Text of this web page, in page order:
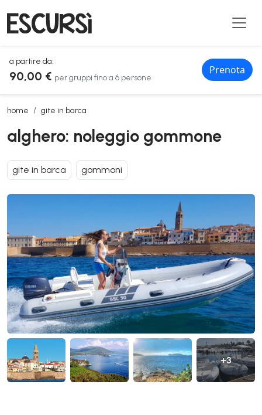
a partire da:
90,00 € per gruppi fino a 6 persone
Prenota
home gite in barca
alghero: noleggio gommone
alghero: noleggio gommone
gite in barca gommoni
+3